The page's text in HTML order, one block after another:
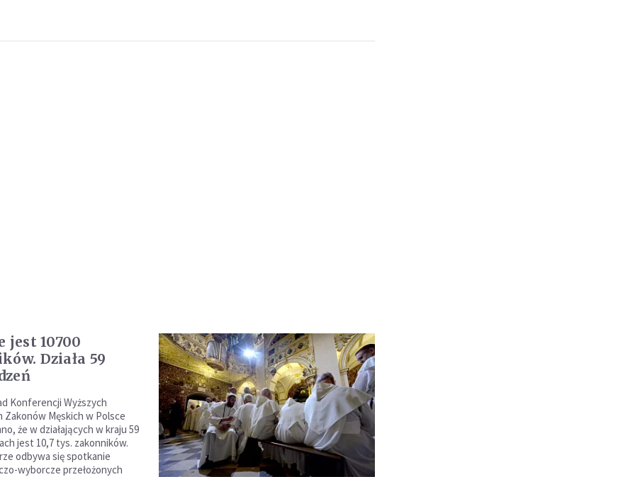
jest 10700
Działa 59
Konferencji Wyższych
Zakonów Męskich w Polsce
że w działających w kraju 59
jest 10,7 tys. zakonników.
odbywa się spotkanie
wyborcze przełożonych